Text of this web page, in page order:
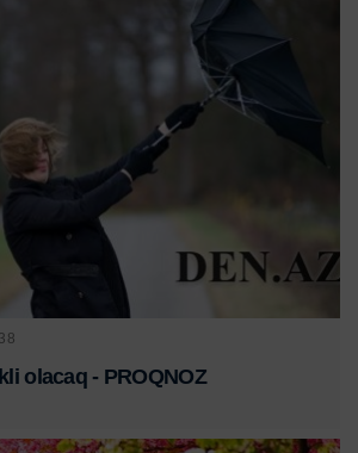
olacaq - PROQNOZ